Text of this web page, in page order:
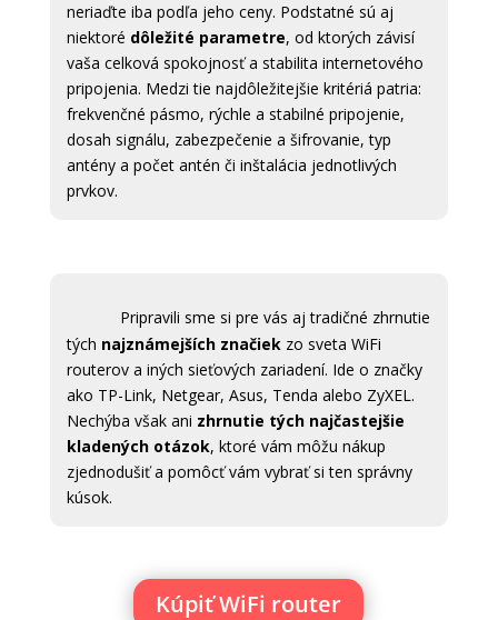
neriaďte iba podľa jeho ceny. Podstatné sú aj
niektoré dôležité parametre, od ktorých závisí
vaša celková spokojnosť a stabilita internetového
pripojenia. Medzi tie najdôležitejšie kritériá patria:
frekvenčné pásmo, rýchle a stabilné pripojenie,
dosah signálu, zabezpečenie a šifrovanie, typ
antény a počet antén či inštalácia jednotlivých
prvkov.
Pripravili sme si pre vás aj tradičné zhrnutie
tých najznámejších značiekzo sveta WiFi
routerov a iných sieťových zariadení. Ide o značky
ako TP-Link, Netgear, Asus, Tenda alebo ZyXEL.
Nechýba však ani zhrnutie tých najčastejšie
kladených otázok, ktoré vám môžu nákup
zjednodušiť a pomôcť vám vybrať si ten správny
kúsok.
Kúpiť WiFi router